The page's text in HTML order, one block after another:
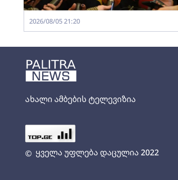
ახალი ამბების ტელევიზია
© ყველა უფლება დაცულია 2022
2026/08/05 21:20